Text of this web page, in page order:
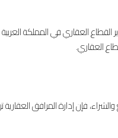
القطاع العقاري في المملكة
والشراء، فإن إدارة المرافق